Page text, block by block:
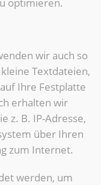
wir auch so
Textdateien,
Ihre Festplatte
erhalten wir
z. B. IP-Adresse,
über Ihren
zum Internet.
werden, um